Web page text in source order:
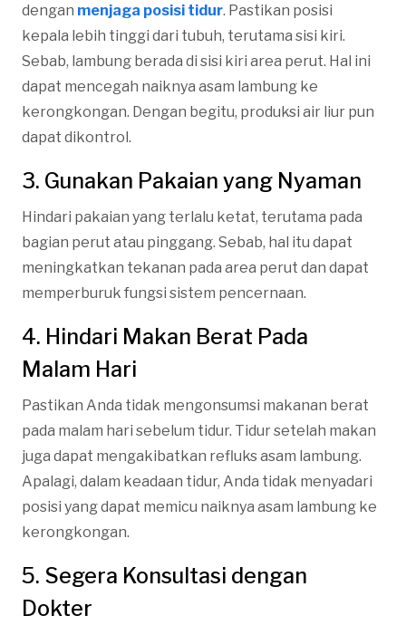
dengan menjaga posisi tidur. Pastikan posisi
kepala lebih tinggi dari tubuh, terutama sisi kiri.
Sebab, lambung berada di sisi kiri area perut. Hal ini
dapat mencegah naiknya asam lambung ke
kerongkongan. Dengan begitu, produksi air liur pun
dapat dikontrol.
3. Gunakan Pakaian yang Nyaman
Hindari pakaian yang terlalu ketat, terutama pada
bagian perut atau pinggang. Sebab, hal itu dapat
meningkatkan tekanan pada area perut dan dapat
memperburuk fungsi sistem pencernaan.
4. Hindari Makan Berat Pada
Malam Hari
Pastikan Anda tidak mengonsumsi makanan berat
pada malam hari sebelum tidur. Tidur setelah makan
juga dapat mengakibatkan refluks asam lambung.
Apalagi, dalam keadaan tidur, Anda tidak menyadari
posisi yang dapat memicu naiknya asam lambung ke
kerongkongan.
5. Segera Konsultasi dengan
Dokter